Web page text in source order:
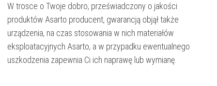
W trosce o Twoje dobro, przeświadczony o jakości
produktów Asarto producent, gwarancją objął także
urządzenia, na czas stosowania w nich materiałów
eksploatacyjnych Asarto, a w przypadku ewentualnego
uszkodzenia zapewnia Ci ich naprawę lub wymianę.